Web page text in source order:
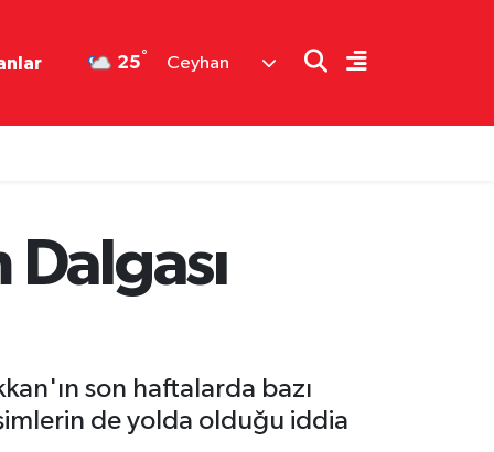
25° Ceyhan
son haftalarda bazı
de yolda olduğu iddia